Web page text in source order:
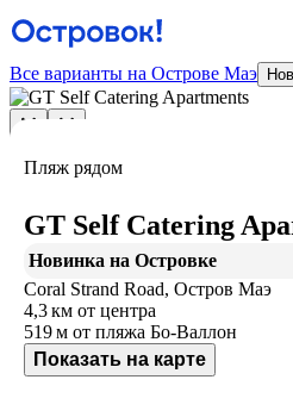
Все варианты на Острове Маэ
Пляж рядом
GT Self Catering
Новинка на Островке
Coral Strand Road, Остров Маэ
4,3 км от центра
519 м от пляжа Бо-Валлон
Показать на карте